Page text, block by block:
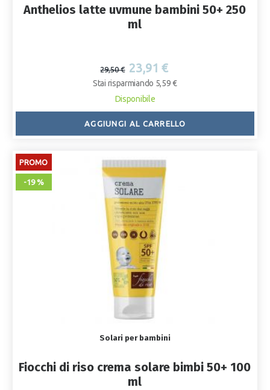
Anthelios latte uvmune bambini 50+ 250
ml
29,50 € 23,91 €
Stai risparmiando 5,59 €
Disponibile
AGGIUNGI AL CARRELLO
PROMO
-19 %
Solari per bambini
Fiocchi di riso crema solare bimbi 50+ 100
ml